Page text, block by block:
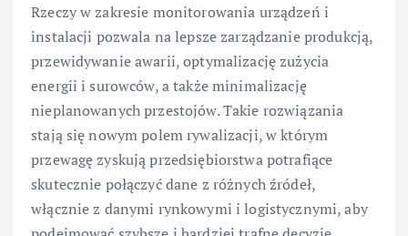
Rzeczy w zakresie monitorowania urządzeń i
instalacji pozwala na lepsze zarządzanie produkcją,
przewidywanie awarii, optymalizację zużycia
energii i surowców, a także minimalizację
nieplanowanych przestojów. Takie rozwiązania
stają się nowym polem rywalizacji, w którym
przewagę zyskują przedsiębiorstwa potrafiące
skutecznie połączyć dane z różnych źródeł,
włącznie z danymi rynkowymi i logistycznymi, aby